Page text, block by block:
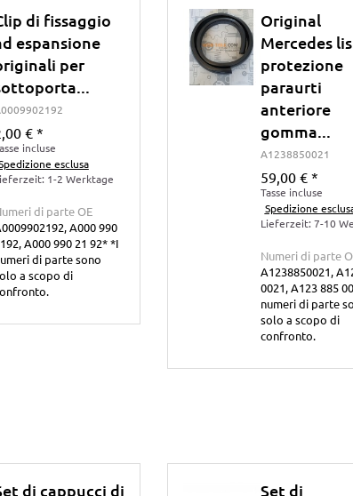
di fissaggio
espansione
per
€ *
incluse
esclusa
1-2 Werktage
di parte OE
A000 990
A000 990 21 92* *I
di parte sono
a scopo di
Original
Mercedes
protezione
paraurti
anteriore
gomma...
A1238850021
59,00 € *
Tasse incluse
Spedizione
Lieferzeit: 7-10
Numeri di parte
A1238850021,
0021, A123 885
numeri di parte
solo a scopo di
confronto.
di cappucci di
Set di